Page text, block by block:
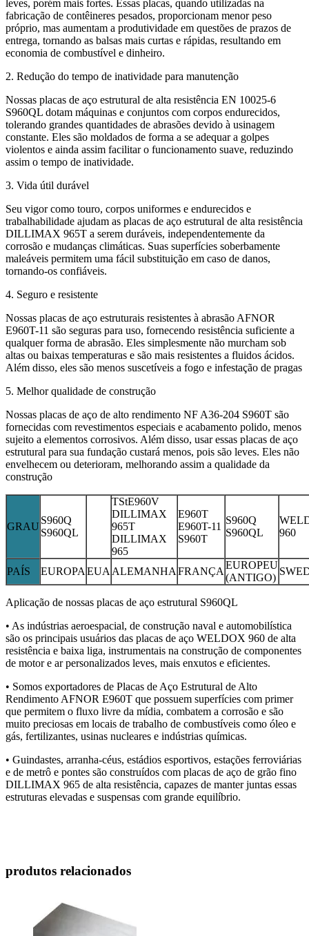
leves, porém mais fortes. Essas placas, quando utilizadas na
fabricação de contêineres pesados, proporcionam menor peso
próprio, mas aumentam a produtividade em questões de prazos de
entrega, tornando as balsas mais curtas e rápidas, resultando em
economia de combustível e dinheiro.
2. Redução do tempo de inatividade para manutenção
Nossas placas de aço estrutural de alta resistência EN 10025-6
S960QL dotam máquinas e conjuntos com corpos endurecidos,
tolerando grandes quantidades de abrasões devido à usinagem
constante. Eles são moldados de forma a se adequar a golpes
violentos e ainda assim facilitar o funcionamento suave, reduzindo
assim o tempo de inatividade.
3. Vida útil durável
Seu vigor como touro, corpos uniformes e endurecidos e
trabalhabilidade ajudam as placas de aço estrutural de alta resistência
DILLIMAX 965T a serem duráveis, independentemente da
corrosão e mudanças climáticas. Suas superfícies soberbamente
maleáveis permitem uma fácil substituição em caso de danos,
tornando-os confiáveis.
4. Seguro e resistente
Nossas placas de aço estruturais resistentes à abrasão AFNOR
E960T-11 são seguras para uso, fornecendo resistência suficiente a
qualquer forma de abrasão. Eles simplesmente não murcham sob
altas ou baixas temperaturas e são mais resistentes a fluidos ácidos.
Além disso, eles são menos suscetíveis a fogo e infestação de pragas
5. Melhor qualidade de construção
Nossas placas de aço de alto rendimento NF A36-204 S960T são
fornecidas com revestimentos especiais e acabamento polido, menos
sujeito a elementos corrosivos. Além disso, usar essas placas de aço
estrutural para sua fundação custará menos, pois são leves. Eles não
envelhecem ou deterioram, melhorando assim a qualidade da
construção
GRAU
S960Q
S960QL
TStE960V
DILLIMAX
965T
DILLIMAX
965
E960T
E960T-11
S960T
S960Q
S960QL
960
PAÍS EUROPA EUA ALEMANHA FRANÇA
EUROPEU
(ANTIGO)
Aplicação de nossas placas de aço estrutural S960QL
• As indústrias aeroespacial, de construção naval e automobilística
são os principais usuários das placas de aço WELDOX 960 de alta
resistência e baixa liga, instrumentais na construção de componentes
de motor e ar personalizados leves, mais enxutos e eficientes.
• Somos exportadores de Placas de Aço Estrutural de Alto
Rendimento AFNOR E960T que possuem superfícies com primer
que permitem o fluxo livre da mídia, combatem a corrosão e são
muito preciosas em locais de trabalho de combustíveis como óleo e
gás, fertilizantes, usinas nucleares e indústrias químicas.
• Guindastes, arranha-céus, estádios esportivos, estações ferroviárias
e de metrô e pontes são construídos com placas de aço de grão fino
DILLIMAX 965 de alta resistência, capazes de manter juntas essas
estruturas elevadas e suspensas com grande equilíbrio.
produtos relacionados